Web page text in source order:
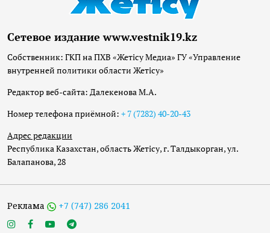
Сетевое издание www.vestnik19.kz
Собственник: ГКП на ПХВ «Жетісу Медиа» ГУ «Управление
внутренней политики области Жетісу»
Редактор веб-сайта: Далекенова М.А.
Номер телефона приёмной: + 7 (7282) 40-20-43
Адрес редакции
Республика Казахстан, область Жетісу, г. Талдыкорган, ул.
Балапанова, 28
Реклама +7 (747) 286 2041